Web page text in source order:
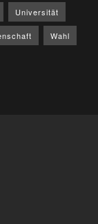
Universität
Wahl